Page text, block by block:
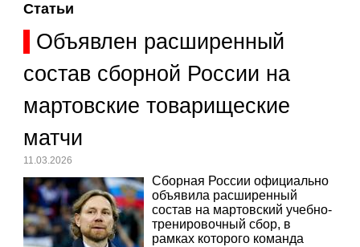
Статьи
Объявлен расширенный
состав сборной России на
мартовские товарищеские
матчи
11.03.2026
Сборная России официально
объявила расширенный
состав на мартовский учебно-
тренировочный сбор, в
рамках которого команда